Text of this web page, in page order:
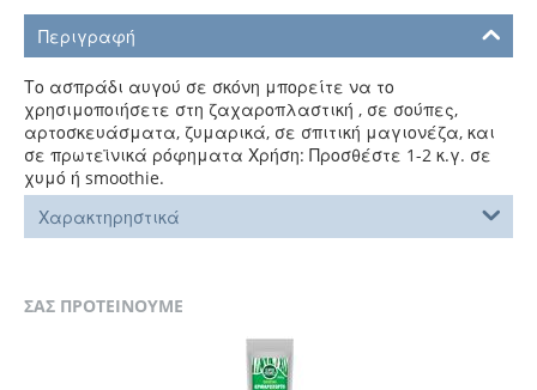
Περιγραφή
Το ασπράδι αυγού σε σκόνη μπορείτε να το
χρησιμοποιήσετε στη ζαχαροπλαστική , σε σούπες,
αρτοσκευάσματα, ζυμαρικά, σε σπιτική μαγιονέζα, και
σε πρωτεϊνικά ρόφηματα Χρήση: Προσθέστε 1-2 κ.γ. σε
χυμό ή smoothie.
Χαρακτηρηστικά
ΣΑΣ ΠΡΟΤΕΙΝΟΥΜΕ